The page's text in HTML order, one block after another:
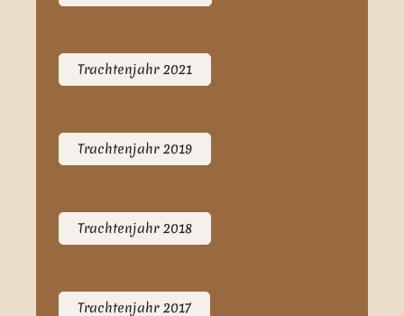
Trachtenjahr 2021
Trachtenjahr 2019
Trachtenjahr 2018
Trachtenjahr 2017